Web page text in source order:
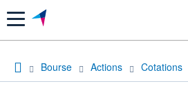
Menu
Bourse Actions Cotations